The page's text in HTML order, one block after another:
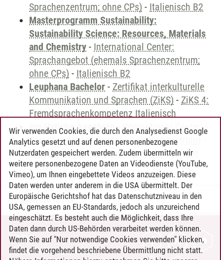
Sprachenzentrum; ohne CPs) - Italienisch B2
Masterprogramm Sustainability:
Sustainability Science: Resources, Materials
and Chemistry - International Center:
Sprachangebot (ehemals Sprachenzentrum;
ohne CPs) - Italienisch B2
Leuphana Bachelor - Zertifikat interkulturelle
Kommunikation und Sprachen (ZiKS) - ZiKS 4:
Fremdsprachenkompetenz Italienisch
zusätzliche Angebote- International Center:
Sprachangebot (ehemals Sprachenzentrum)
Sprachangebot und Sonderveranstaltungen
Timo Leder/30.06.2024
KONTAKT
LEUPHANA ALS ARBEITGEBER
Wir verwenden Cookies, die durch den Analysedienst Google
Analytics gesetzt und auf denen personenbezogene
Nutzerdaten gespeichert werden. Zudem übermitteln wir
weitere personenbezogene Daten an Videodienste (YouTube,
Vimeo), um Ihnen eingebettete Videos anzuzeigen. Diese
Daten werden unter anderem in die USA übermittelt. Der
Europäische Gerichtshof hat das Datenschutzniveau in den
USA, gemessen an EU-Standards, jedoch als unzureichend
eingeschätzt. Es besteht auch die Möglichkeit, dass Ihre
Daten dann durch US-Behörden verarbeitet werden können.
Wenn Sie auf "Nur notwendige Cookies verwenden" klicken,
findet die vorgehend beschriebene Übermittlung nicht statt.